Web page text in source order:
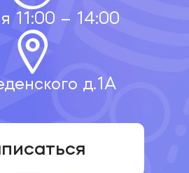
11:00 – 14:00
д.1А